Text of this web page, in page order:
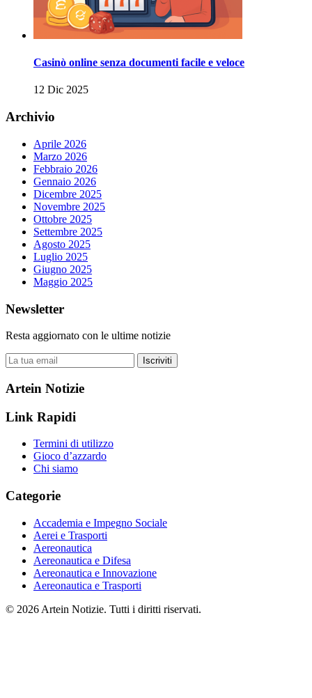
Casinò online senza documenti facile e veloce
12 Dic 2025
Archivio
Aprile 2026
Marzo 2026
Febbraio 2026
Gennaio 2026
Dicembre 2025
Novembre 2025
Ottobre 2025
Settembre 2025
Agosto 2025
Luglio 2025
Giugno 2025
Maggio 2025
Newsletter
Resta aggiornato con le ultime notizie
Iscriviti
Artein Notizie
Link Rapidi
Termini di utilizzo
Gioco d’azzardo
Chi siamo
Categorie
Accademia e Impegno Sociale
Aerei e Trasporti
Aereonautica
Aereonautica e Difesa
Aereonautica e Innovazione
Aereonautica e Trasporti
© 2026 Artein Notizie. Tutti i diritti riservati.